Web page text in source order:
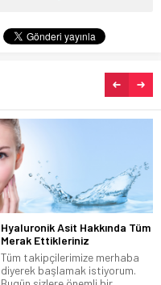
Hyaluronik Asit Hakkında Tüm
Merak Ettikleriniz
Tüm takipçilerimize merhaba
diyerek başlamak istiyorum.